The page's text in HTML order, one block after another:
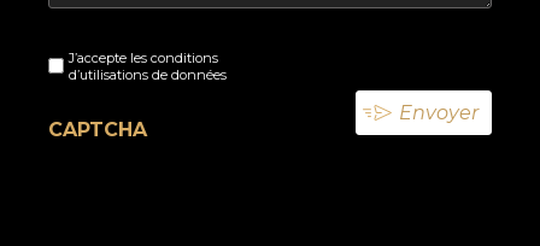
titreJ’accepte les conditions
d’utilisations de données
CAPTCHA